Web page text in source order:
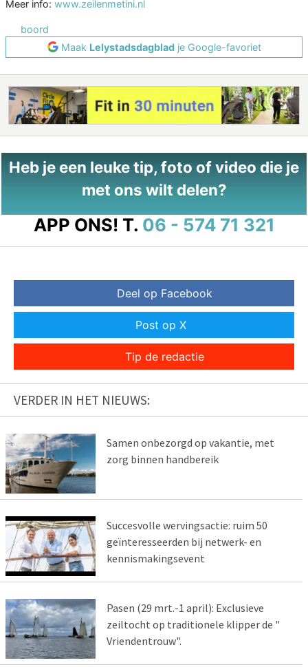
Meer info: www.zeilenmetini.nl
boord
Maak Lelystadsdagbladje Google-favoriet
Heb je een leuke tip, foto of video die je
met ons wilt delen?
APP ONS! T. 06 - 574 71 321
Deel op Facebook
Post op X
Tip de redactie
VERDER IN HET NIEUWS:
Samen onbezorgd op vakantie, met
zorg binnen handbereik
Succesvolle wervingsactie: ruim 50
geïnteresseerden bij netwerk- en
kennismakingsevent
Pasen (29 mrt.-1 april): Exclusieve
zeiltocht op traditionele klipper de "
Vriendentrouw".